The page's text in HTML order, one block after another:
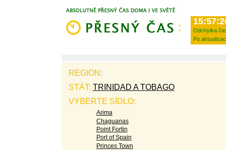
Odchylka
Po
REGION:
STÁT: TRINIDAD A TOBAGO
VYBERTE SÍDLO:
Arima
Chaguanas
Point Fortin
Port of Spain
Princes Town